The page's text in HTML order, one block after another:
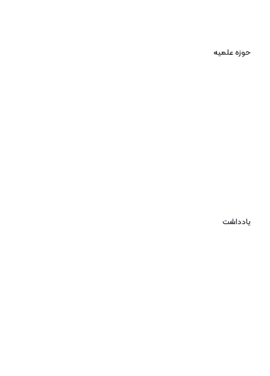
حوزه علمیه
یادداشت